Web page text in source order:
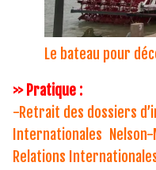
Le bateau pour
>> Pratique :
-Retrait des dossiers
Internationales
Relations